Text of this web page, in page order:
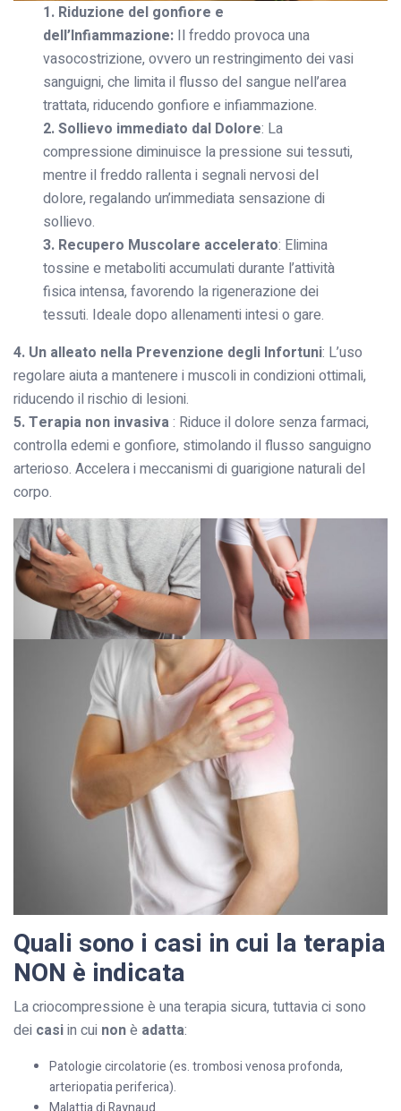
1. Riduzione del gonfiore e
dell’Infiammazione: Il freddo provoca una
vasocostrizione, ovvero un restringimento dei vasi
sanguigni, che limita il flusso del sangue nell’area
trattata, riducendo gonfiore e infiammazione.
2. Sollievo immediato dal Dolore: La
compressione diminuisce la pressione sui tessuti,
mentre il freddo rallenta i segnali nervosi del
dolore, regalando un’immediata sensazione di
sollievo.
3. Recupero Muscolare accelerato: Elimina
tossine e metaboliti accumulati durante l’attività
fisica intensa, favorendo la rigenerazione dei
tessuti. Ideale dopo allenamenti intesi o gare.
4. Un alleato nella Prevenzione degli Infortuni: L’uso
regolare aiuta a mantenere i muscoli in condizioni ottimali,
riducendo il rischio di lesioni.
5. Terapia non invasiva: Riduce il dolore senza farmaci,
controlla edemi e gonfiore, stimolando il flusso sanguigno
arterioso. Accelera i meccanismi di guarigione naturali del
corpo.
Quali sono i casi in cui la terapia
NON è indicata
La criocompressione è una terapia sicura, tuttavia ci sono
dei casiin cui nonè adatta:
Patologie circolatorie (es. trombosi venosa profonda,
arteriopatia periferica).